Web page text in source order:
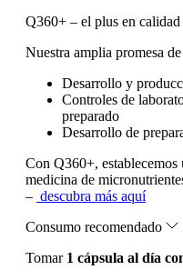
Q360+ – el plus en calidad
Nuestra amplia promesa
Desarrollo y
Controles de
preparado
Desarrollo de
Con Q360+, establecemos
medicina de
– descubra más aquí
Consumo recomendado
Tomar 1 cápsula al día